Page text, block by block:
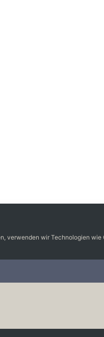
verwenden wir Technologien